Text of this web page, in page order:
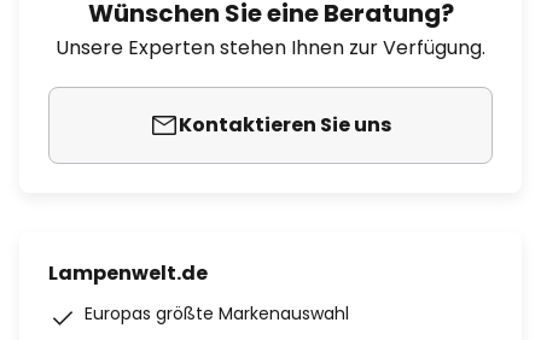
Wünschen Sie eine Beratung?
Unsere Experten stehen Ihnen zur Verfügung.
Kontaktieren Sie uns
Lampenwelt.de
Europas größte Markenauswahl